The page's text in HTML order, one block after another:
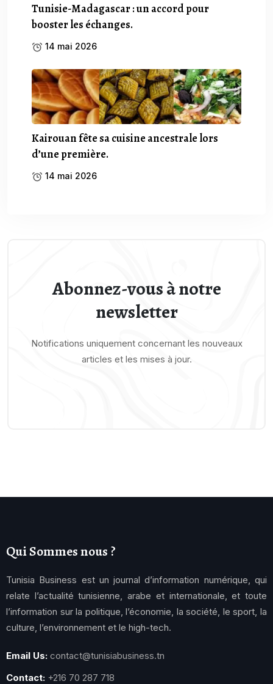
Tunisie-Madagascar : un accord pour
booster les échanges.
14 mai 2026
Kairouan fête sa cuisine ancestrale lors
d’une première.
14 mai 2026
Abonnez-vous à notre
newsletter
Notifications uniquement concernant les nouveaux
articles et les mises à jour.
Qui Sommes nous ?
Tunisia Business est un journal d’information numérique, qui
relate l’actualité tunisienne, arabe et internationale, et toute
l’information sur la politique, l’économie, la société, le sport, la
culture, l’environnement et le high-tech.
Email Us: contact@tunisiabusiness.tn
Contact: +216 70 287 718